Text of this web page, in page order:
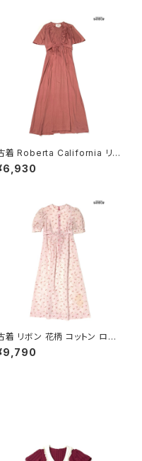
着 Roberta California リボ
無地 ロング丈 半袖 ワンピー
ピンク (otu2604148)
着 リボン 花柄 コットン ロン
丈 半袖 ワンピース ピンク (o